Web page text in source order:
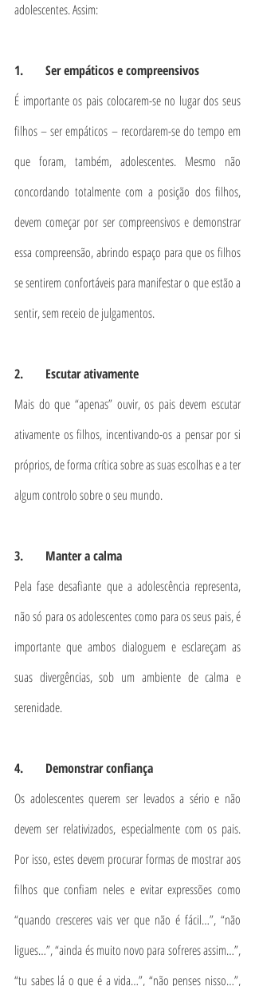
adolescentes. Assim:
1.       Ser empáticos e compreensivos
É importante os pais colocarem-se no lugar dos seus
filhos – ser empáticos – recordarem-se do tempo em
que foram, também, adolescentes. Mesmo não
concordando totalmente com a posição dos filhos,
devem começar por ser compreensivos e demonstrar
essa compreensão, abrindo espaço para que os filhos
se sentirem confortáveis para manifestar o que estão a
sentir, sem receio de julgamentos.
2.       Escutar ativamente
Mais do que “apenas” ouvir, os pais devem escutar
ativamente os filhos, incentivando-os a pensar por si
próprios, de forma crítica sobre as suas escolhas e a ter
algum controlo sobre o seu mundo.
3.       Manter a calma
Pela fase desafiante que a adolescência representa,
não só para os adolescentes como para os seus pais, é
importante que ambos dialoguem e esclareçam as
suas divergências, sob um ambiente de calma e
serenidade.
4.       Demonstrar confiança
Os adolescentes querem ser levados a sério e não
devem ser relativizados, especialmente com os pais.
Por isso, estes devem procurar formas de mostrar aos
filhos que confiam neles e evitar expressões como
“quando cresceres vais ver que não é fácil…”, “não
ligues…”, “ainda és muito novo para sofreres assim…”,
“tu sabes lá o que é a vida…”, “não penses nisso…”,